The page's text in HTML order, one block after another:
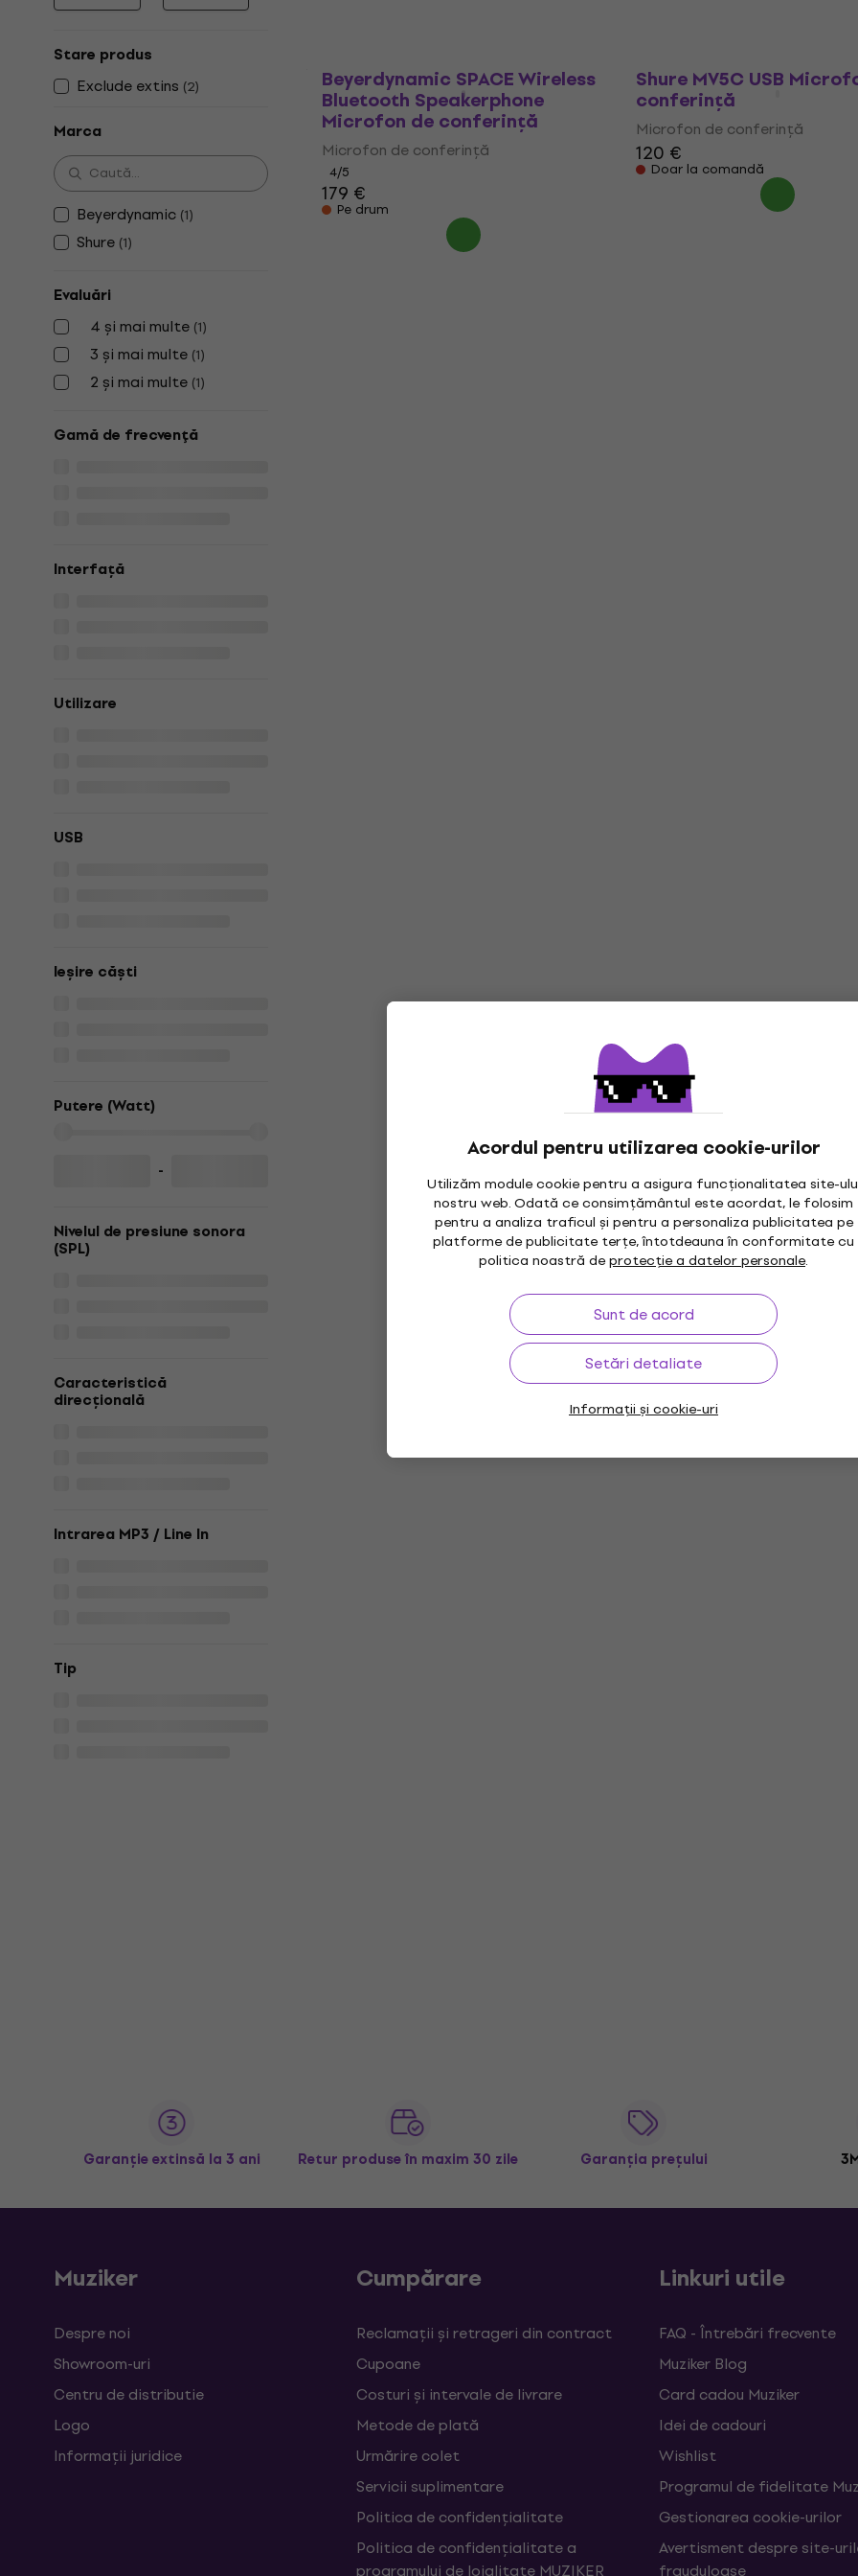
Acordul pentru utilizarea cookie-urilor
Utilizăm module cookie pentru a asigura funcționalitatea site-
nostru web. Odată ce consimțământul este acordat, le folosim
pentru a analiza traficul și pentru a personaliza publicitatea pe
platforme de publicitate terțe, întotdeauna în conformitate cu
politica noastră deprotecție a datelor personale.
Sunt de acord
Setări detaliate
Informații și cookie-uri
Stare produs
Exclude extins (2)
Marca
Beyerdynamic (1)
Shure (1)
Evaluări
4 și mai multe (1)
3 și mai multe (1)
2 și mai multe (1)
Gamă de frecvenţă
Interfață
Utilizare
USB
Ieșire căști
Putere (Watt)
-
Nivelul de presiune sonora
(SPL)
Caracteristică
direcțională
Intrarea MP3 / Line In
Tip
Beyerdynamic SPACE Wireless
Bluetooth Speakerphone
Microfon de conferință
Microfon de conferință
4/5
179 €
Pe drum
Shure MV5C USB
conferință
Microfon de conferință
120 €
Doar la comandă
Garanție extinsă la 3 ani Retur produse în maxim 30 zile Garanția prețului
Muziker
Despre noi
Showroom-uri
Centru de distributie
Logo
Informații juridice
Cumpărare
Reclamații și retrageri din contract
Cupoane
Costuri și intervale de livrare
Metode de plată
Urmărire colet
Servicii suplimentare
Politica de confidențialitate
Politica de confidențialitate a
programului de loialitate MUZIKER
Linkuri utile
FAQ - Întrebări frecvente
Muziker Blog
Card cadou Muziker
Idei de cadouri
Wishlist
Programul de fidelitate
Gestionarea cookie-urilor
Avertisment despre site-
frauduloase